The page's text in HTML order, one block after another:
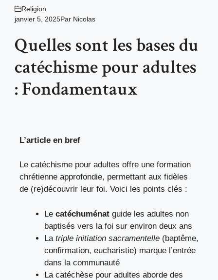
Religion
janvier 5, 2025Par Nicolas
Quelles sont les bases du
catéchisme pour adultes
: Fondamentaux
L’article en bref
Le catéchisme pour adultes offre une formation
chrétienne approfondie, permettant aux fidèles
de (re)découvrir leur foi. Voici les points clés :
Le catéchuménat guide les adultes non
baptisés vers la foi sur environ deux ans
La triple initiation sacramentelle (baptême,
confirmation, eucharistie) marque l’entrée
dans la communauté
La catéchèse pour adultes aborde des